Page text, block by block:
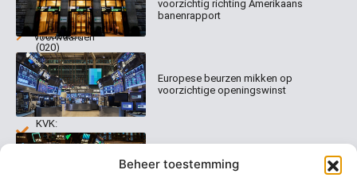
Beheer toestemming
Dagcommentaar
Tradealert
Organisatie
Contact
Algemene
voorwaarden
Disclaimer
Welk
abonnement
kiezen
1017 EK
Amsterdam
(020)
231
0020
info@beurstrader.nl
KVK:
99197022
voorzichtig richting Amerikaans
banenrapport
Europese beurzen mikken op
voorzichtige openingswinst
Europese beurzen blijven dicht bij
recordstanden